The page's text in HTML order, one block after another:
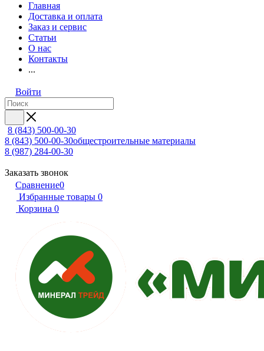
Главная
Доставка и оплата
Заказ и сервис
Статьи
О нас
Контакты
...
Войти
8 (843) 500-00-30
8 (843) 500-00-30общестроительные материалы
8 (987) 284-00-30
Заказать звонок
Сравнение0
Избранные товары 0
Корзина 0